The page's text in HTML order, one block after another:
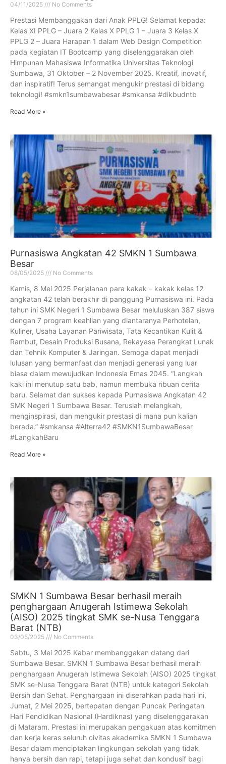
04/11/2025 No Comments
Prestasi Membanggakan dari Anak PPLG! Selamat kepada:
Kelas XI PPLG – Juara 2 Kelas X PPLG 1 – Juara 3 Kelas X
PPLG 2 – Juara Harapan 1 dalam Web Design Competition
pada kegiatan IT Bootcamp yang diselenggarakan oleh
Himpunan Mahasiswa Informatika Universitas Teknologi
Sumbawa, 31 Oktober – 2 November 2025. Kreatif, inovatif,
dan inspiratif! Terus semangat mengukir prestasi di bidang
teknologi! #smkn1sumbawabesar #smkansa #dikbudntb
Read More »
Purnasiswa Angkatan 42 SMKN 1 Sumbawa
Besar
08/05/2025 No Comments
Kamis, 8 Mei 2025 Perjalanan para kakak – kakak kelas 12
angkatan 42 telah berakhir di panggung Purnasiswa ini. Pada
tahun ini SMK Negeri 1 Sumbawa Besar meluluskan 387 siswa
dengan 7 program keahlian yang diantaranya Perhotelan,
Kuliner, Usaha Layanan Pariwisata, Tata Kecantikan Kulit &
Rambut, Desain Produksi Busana, Rekayasa Perangkat Lunak
dan Tehnik Komputer & Jaringan. Semoga dapat menjadi
lulusan yang bermanfaat dan menjadi generasi yang luar
biasa dalam mewujudkan Indonesia Emas 2045. “Langkah
kaki ini menutup satu bab, namun membuka ribuan cerita
baru. Selamat dan sukses kepada Purnasiswa Angkatan 42
SMK Negeri 1 Sumbawa Besar. Teruslah melangkah,
menginspirasi, dan mengukir prestasi di mana pun kalian
berada.” #smkansa #Alterra42 #SMKN1SumbawaBesar
#LangkahBaru
Read More »
SMKN 1 Sumbawa Besar berhasil meraih
penghargaan Anugerah Istimewa Sekolah
(AISO) 2025 tingkat SMK se-Nusa Tenggara
Barat (NTB)
03/05/2025 No Comments
Sabtu, 3 Mei 2025 Kabar membanggakan datang dari
Sumbawa Besar. SMKN 1 Sumbawa Besar berhasil meraih
penghargaan Anugerah Istimewa Sekolah (AISO) 2025 tingkat
SMK se-Nusa Tenggara Barat (NTB) untuk kategori Sekolah
Bersih dan Sehat. Penghargaan ini diserahkan pada hari ini,
Jumat, 2 Mei 2025, bertepatan dengan Puncak Peringatan
Hari Pendidikan Nasional (Hardiknas) yang diselenggarakan
di Mataram. Prestasi ini merupakan pengakuan atas komitmen
dan kerja keras seluruh civitas akademika SMKN 1 Sumbawa
Besar dalam menciptakan lingkungan sekolah yang tidak
hanya bersih dan rapi, tetapi juga sehat dan kondusif bagi